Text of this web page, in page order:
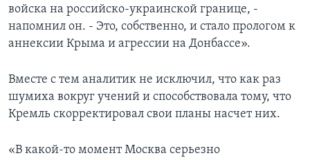
войска на российско-украинской границе, -
напомнил он. - Это, собственно, и стало прологом к
аннексии Крыма и агрессии на Донбассе».
Вместе с тем аналитик не исключил, что как раз
шумиха вокруг учений и способствовала тому, что
Кремль скорректировал свои планы насчет них.
«В какой-то момент Москва серьезно